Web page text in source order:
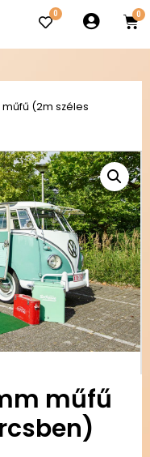
0
műfű (2m széles
műfű